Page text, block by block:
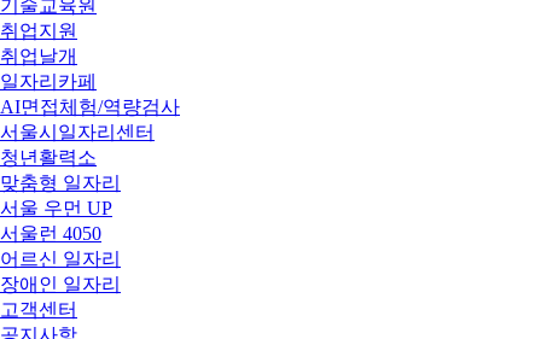
기술교육원
취업지원
취업날개
일자리카페
AI면접체험/역량검사
서울시일자리센터
청년활력소
맞춤형 일자리
서울 우먼 UP
서울런 4050
어르신 일자리
장애인 일자리
고객센터
공지사항